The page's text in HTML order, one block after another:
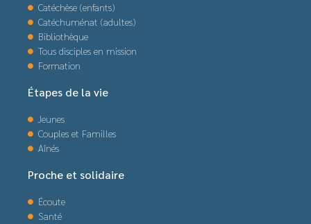
Catéchèse (enfants)
Catéchuménat (adultes)
Bibliothèque
Tous disciples en mission
Formation
Étapes de la vie
Jeunes
Couples et Familles
Aînés
Proche et solidaire
Écoute
Santé